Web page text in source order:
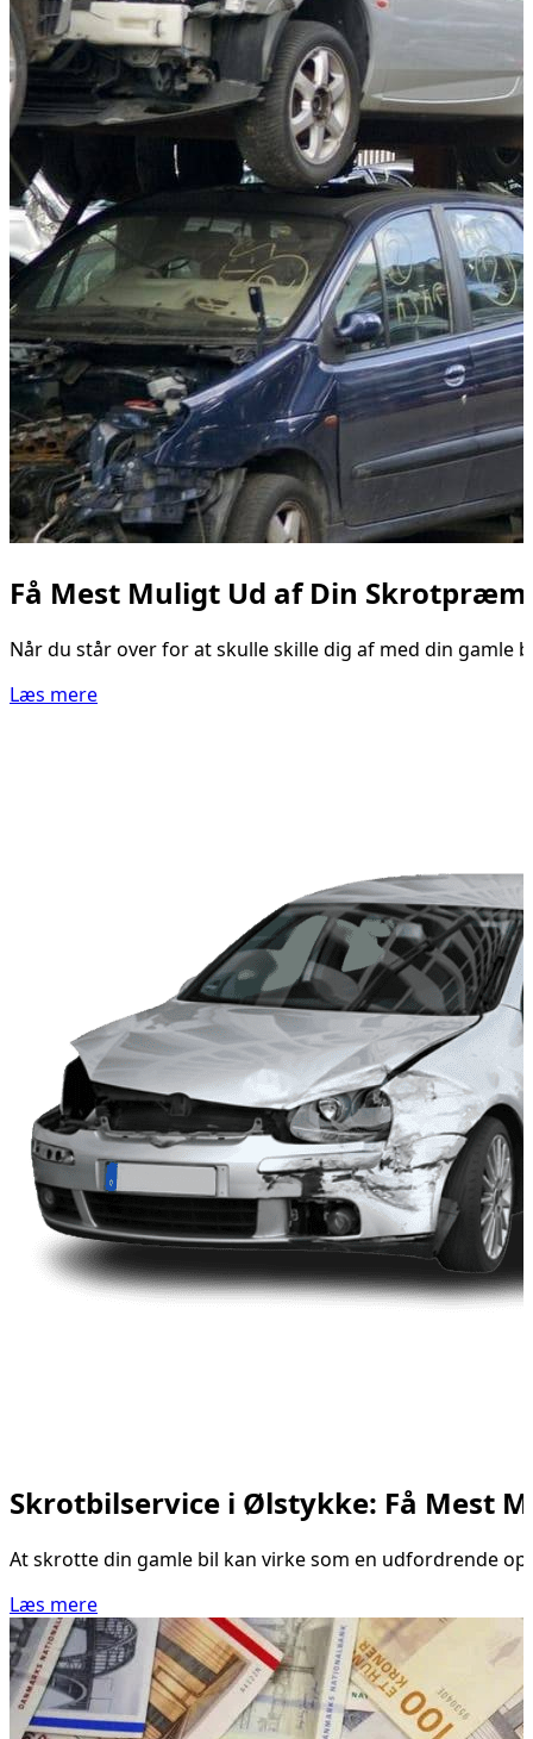
Få Mest Muligt Ud af Din
Når du står over for at skulle skille dig af med din
Læs mere
Skrotbilservice i Ølstykke: Få Mest
At skrotte din gamle bil kan virke som en udfordrende
Læs mere